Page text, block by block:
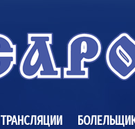
ТРАНСЛЯЦИИ